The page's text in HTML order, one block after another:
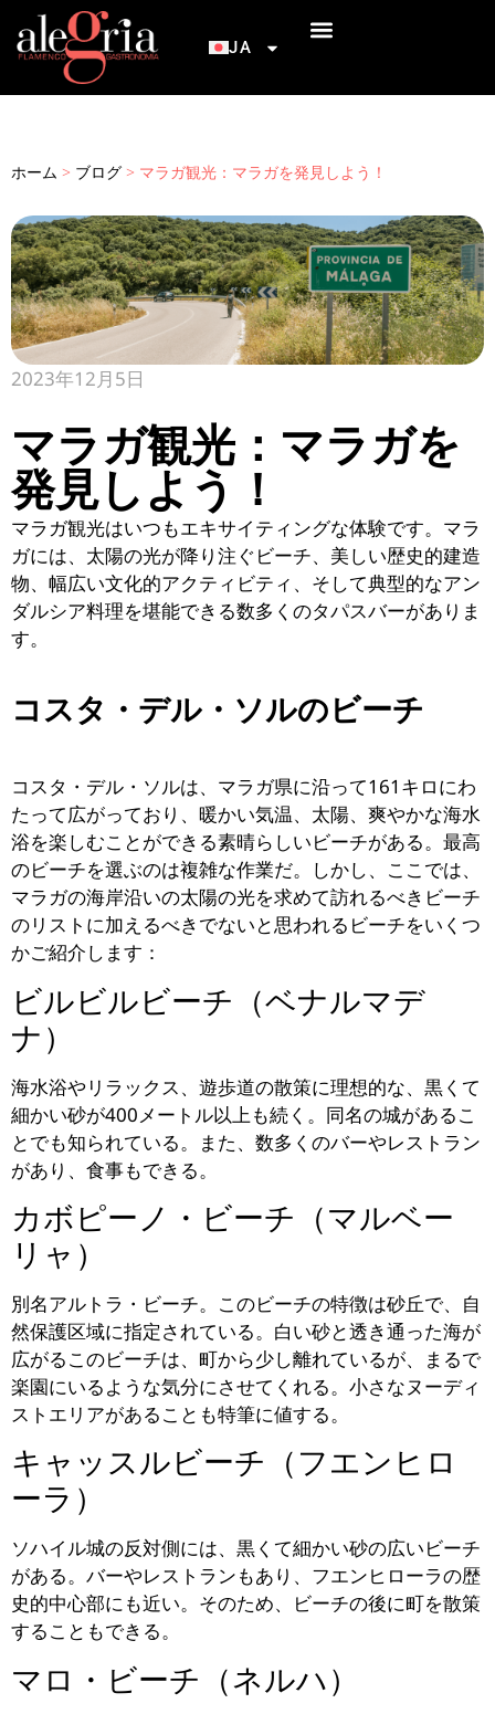
JA
ホーム > ブログ > マラガ観光：マラガを発見しよう！
2023年12月5日
マラガ観光：マラガを
発見しよう！
マラガ観光はいつもエキサイティングな体験です。マラ
ガには、太陽の光が降り注ぐビーチ、美しい歴史的建造
物、幅広い文化的アクティビティ、そして典型的なアン
ダルシア料理を堪能できる数多くのタパスバーがありま
す。
コスタ・デル・ソルのビーチ
コスタ・デル・ソルは、マラガ県に沿って161キロにわ
たって広がっており、暖かい気温、太陽、爽やかな海水
浴を楽しむことができる素晴らしいビーチがある。最高
のビーチを選ぶのは複雑な作業だ。しかし、ここでは、
マラガの海岸沿いの太陽の光を求めて訪れるべきビーチ
のリストに加えるべきでないと思われるビーチをいくつ
かご紹介します：
ビルビルビーチ（ベナルマデ
ナ）
海水浴やリラックス、遊歩道の散策に理想的な、黒くて
細かい砂が400メートル以上も続く。同名の城があるこ
とでも知られている。また、数多くのバーやレストラン
があり、食事もできる。
カボピーノ・ビーチ（マルベー
リャ）
別名アルトラ・ビーチ。このビーチの特徴は砂丘で、自
然保護区域に指定されている。白い砂と透き通った海が
広がるこのビーチは、町から少し離れているが、まるで
楽園にいるような気分にさせてくれる。小さなヌーディ
ストエリアがあることも特筆に値する。
キャッスルビーチ（フエンヒロ
ーラ）
ソハイル城の反対側には、黒くて細かい砂の広いビーチ
がある。バーやレストランもあり、フエンヒローラの歴
史的中心部にも近い。そのため、ビーチの後に町を散策
することもできる。
マロ・ビーチ（ネルハ）